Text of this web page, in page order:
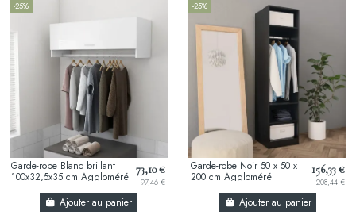
-25%
Garde-robe Blanc brillant
100x32,5x35 cm Aggloméré
73,10 €
97,46 €
Ajouter au panier
-25%
Garde-robe Noir 50 x 50 x
200 cm Aggloméré
156,33 €
208,44 €
Ajouter au panier